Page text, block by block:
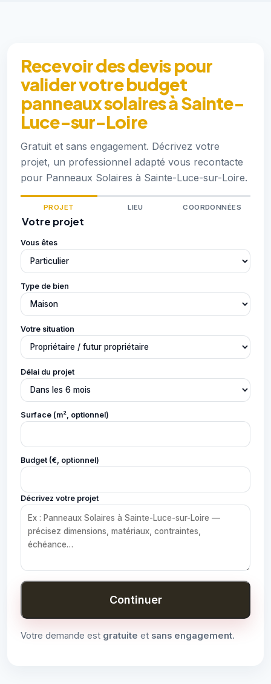
Recevoir des devis pour
valider votre budget
panneaux solaires à Sainte-
Luce-sur-Loire
Gratuit et sans engagement. Décrivez votre
projet, un professionnel adapté vous recontacte
pour Panneaux Solaires à Sainte-Luce-sur-Loire.
PROJET LIEU COORDONNÉES
Votre projet
Vous êtes
Type de bien
Votre situation
Délai du projet
Surface (m², optionnel)
Budget (€, optionnel)
Décrivez votre projet
Continuer
Votre demande est gratuite et sans engagement.